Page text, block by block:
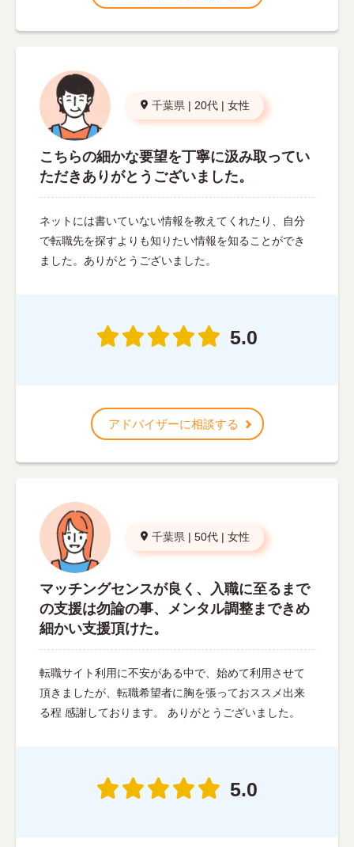
千葉県 | 20代 | 女性
こちらの細かな要望を丁寧に汲み取ってい
ただきありがとうございました。
ネットには書いていない情報を教えてくれたり、自分
で転職先を探すよりも知りたい情報を知ることができ
ました。ありがとうございました。
5.0
アドバイザーに相談する
千葉県 | 50代 | 女性
マッチングセンスが良く、入職に至るまで
の支援は勿論の事、メンタル調整まできめ
細かい支援頂けた。
転職サイト利用に不安がある中で、始めて利用させて
頂きましたが、転職希望者に胸を張っておススメ出来
る程 感謝しております。 ありがとうございました。
5.0